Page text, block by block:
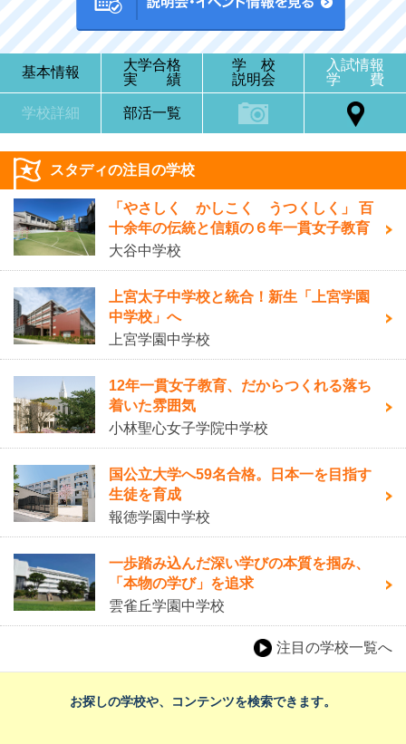
基本情報
大学合格
実 績
学 校
説明会
入試情報
学 費
学校詳細 部活一覧
スタディの注目の学校
「やさしく かしこく うつくしく」 百
十余年の伝統と信頼の６年一貫女子教育
大谷中学校
上宮太子中学校と統合！新生「上宮学園
中学校」へ
上宮学園中学校
12年一貫女子教育、だからつくれる落ち
着いた雰囲気
小林聖心女子学院中学校
国公立大学へ59名合格。日本一を目指す
生徒を育成
報徳学園中学校
一歩踏み込んだ深い学びの本質を掴み、
「本物の学び」を追求
雲雀丘学園中学校
注目の学校一覧へ
お探しの学校や、コンテンツを検索できます。